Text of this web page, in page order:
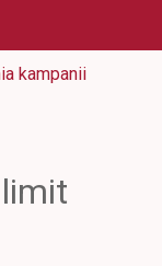
kampanii